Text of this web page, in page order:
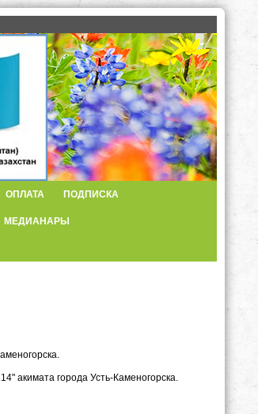
ОПЛАТА ПОДПИСКА
МЕДИАНАРЫ
акимата города Усть-Каменогорска.